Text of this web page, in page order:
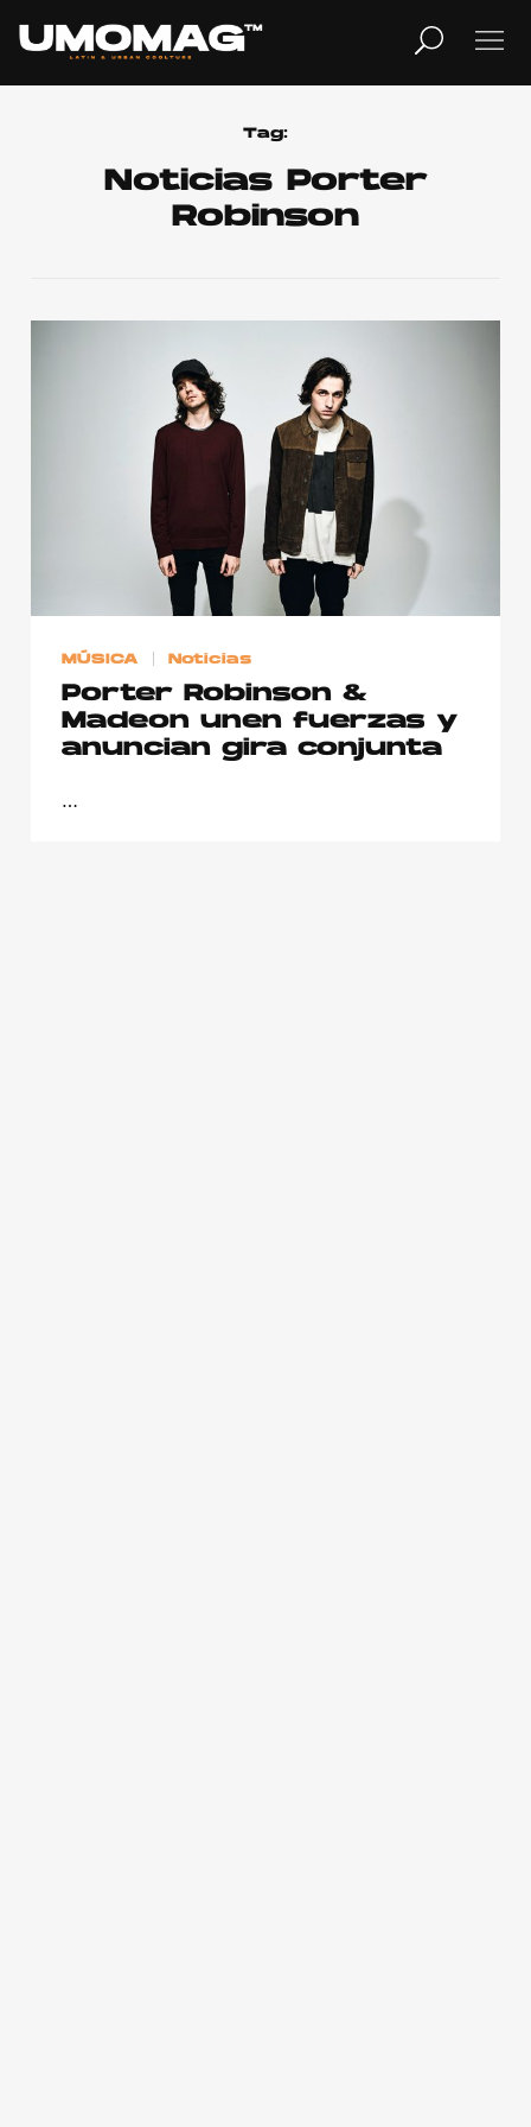
TV
Home
Cover Story
Publicidad
Contacto
© 2015-2022 UMOMAG. PROPIEDAD DE UMO agency. TODOS LOS
DERECHOS RESERVADOS.
Tag:
Noticias Porter
Robinson
MÚSICA Noticias
Porter Robinson &
Madeon unen fuerzas y
anuncian gira conjunta
…